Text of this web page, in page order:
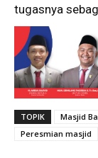
tugasnya
TOPIK Masjid
Peresmian masjid